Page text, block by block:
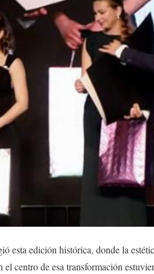
esta edición histórica, donde la
centro de esa transformación